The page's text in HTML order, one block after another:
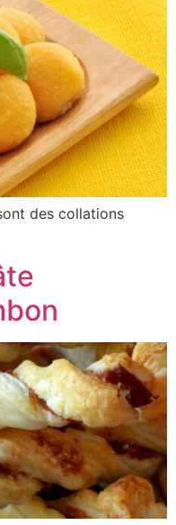
des collations